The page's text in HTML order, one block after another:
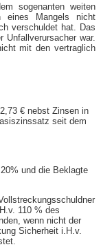
sogenanten weiten
eines Mangels nicht
verschuldet hat. Das
Unfallverursacher war.
mit den vertraglich
€ nebst Zinsen in
seit dem
und die Beklagte
110 % des
wenn nicht der
Sicherheit i.H.v.